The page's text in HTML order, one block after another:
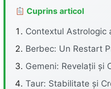
Cuprins articol
Contextul Astrologic
Berbec: Un Restart
Gemeni: Revelații și
Taur: Stabilitate și